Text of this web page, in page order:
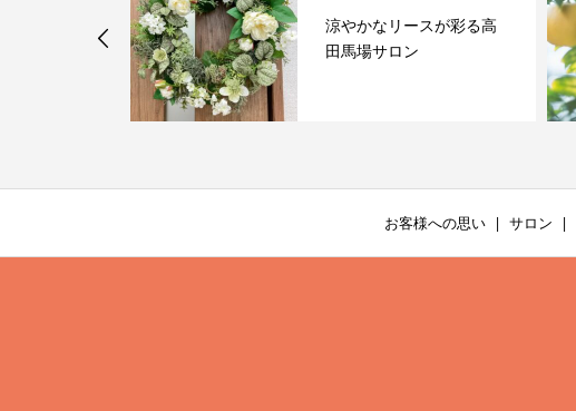
涼やかなリースが彩る高
田馬場サロン
お客様への思い サロン